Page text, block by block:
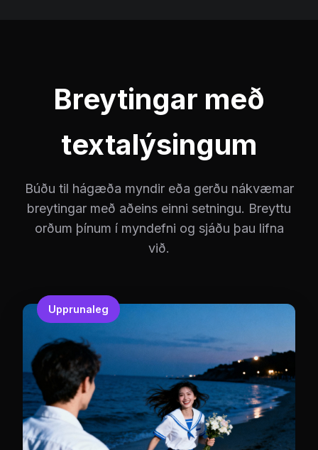
Breytingar með
textalýsingum
Búðu til hágæða myndir eða gerðu nákvæmar
breytingar með aðeins einni setningu. Breyttu
orðum þínum í myndefni og sjáðu þau lifna
við.
Upprunaleg